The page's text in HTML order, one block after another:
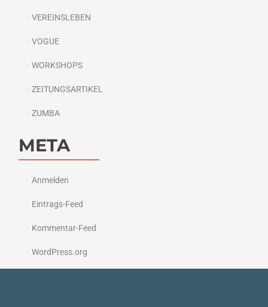
VEREINSLEBEN
VOGUE
WORKSHOPS
ZEITUNGSARTIKEL
ZUMBA
META
Anmelden
Eintrags-Feed
Kommentar-Feed
WordPress.org